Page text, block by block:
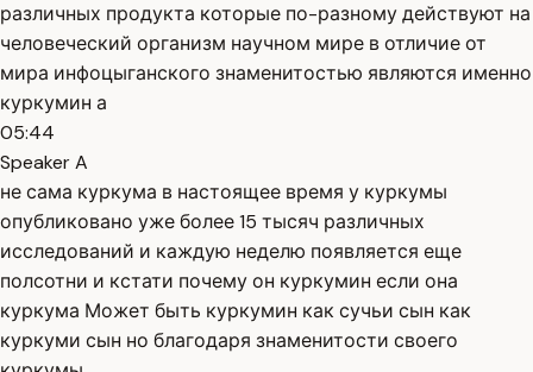
различных продукта которые по-разному действуют на
человеческий организм научном мире в отличие от
мира инфоцыганского знаменитостью являются именно
куркумин а
05:44
Speaker A
не сама куркума в настоящее время у куркумы
опубликовано уже более 15 тысяч различных
исследований и каждую неделю появляется еще
полсотни и кстати почему он куркумин если она
куркума Может быть куркумин как сучьи сын как
куркуми сын но благодаря знаменитости своего